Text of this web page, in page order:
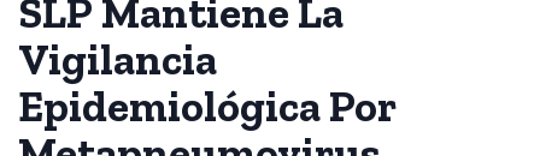
SLP Mantiene La
Vigilancia
Epidemiológica Por